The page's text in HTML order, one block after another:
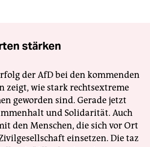
stärken
der AfD bei den kommenden
zeigt, wie stark rechtsextreme
geworden sind. Gerade jetzt
und Solidarität. Auch
den Menschen, die sich vor Ort
einsetzen. Die taz